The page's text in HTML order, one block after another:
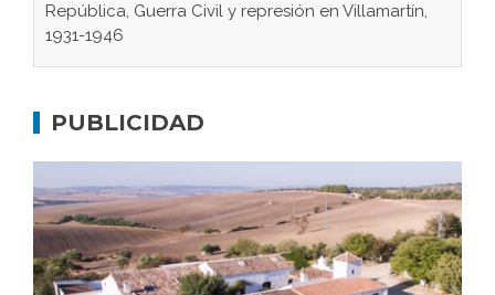
República, Guerra Civil y represión en Villamartín,
1931-1946
concentración nazis
Bornos
El Frente Popular. Ubrique, febrero-julio 1936
PUBLICIDAD